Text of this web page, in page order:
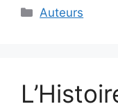
Categories
Auteurs